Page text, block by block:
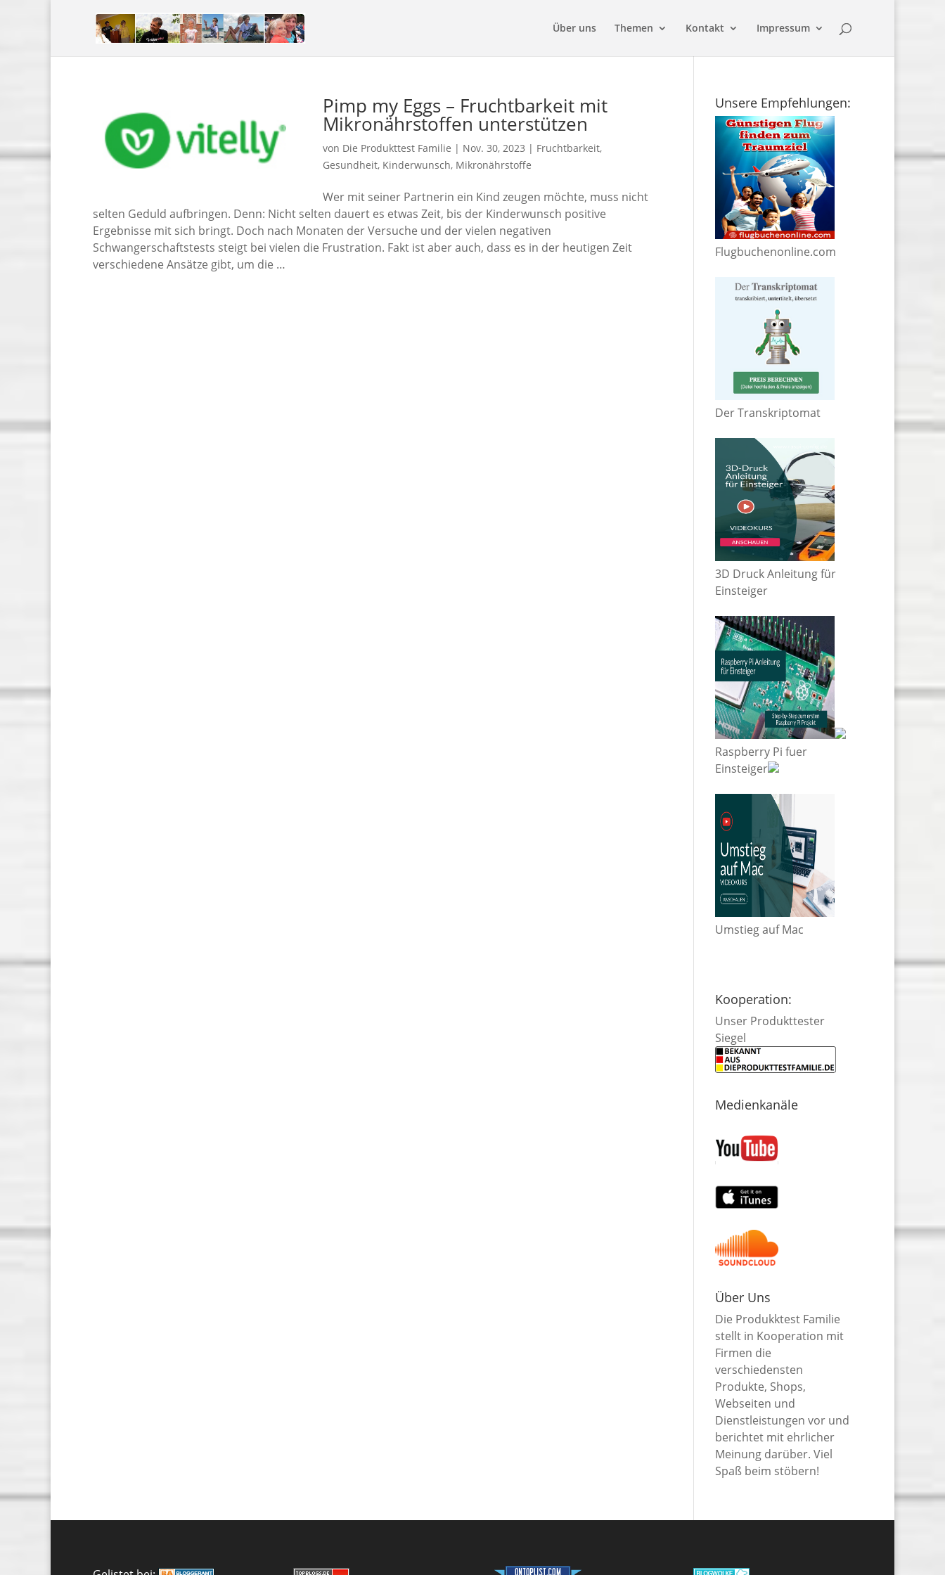
Über uns Themen Kontakt Impressum
Pimp my Eggs – Fruchtbarkeit mit
Mikronährstoffen unterstützen
von Die Produkttest Familie | Nov. 30, 2023 | Fruchtbarkeit,
Gesundheit, Kinderwunsch, Mikronährstoffe
Wer mit seiner Partnerin ein Kind zeugen möchte, muss nicht
selten Geduld aufbringen. Denn: Nicht selten dauert es etwas Zeit, bis der Kinderwunsch positive
Ergebnisse mit sich bringt. Doch nach Monaten der Versuche und der vielen negativen
Schwangerschaftstests steigt bei vielen die Frustration. Fakt ist aber auch, dass es in der heutigen Zeit
verschiedene Ansätze gibt, um die …
Unsere Empfehlungen:
Flugbuchenonline.com
Der Transkriptomat
3D Druck Anleitung für
Einsteiger
Raspberry Pi fuer
Einsteiger
Umstieg auf Mac
Kooperation:
Unser Produkttester
Siegel
Medienkanäle
Über Uns
Die Produkktest Familie
stellt in Kooperation mit
Firmen die
verschiedensten
Produkte, Shops,
Webseiten und
Dienstleistungen vor und
berichtet mit ehrlicher
Meinung darüber. Viel
Spaß beim stöbern!